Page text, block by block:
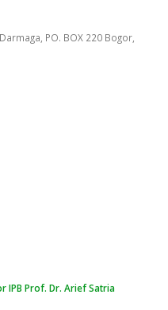
PO. BOX 220 Bogor,
IPB Prof. Dr. Arief Satria